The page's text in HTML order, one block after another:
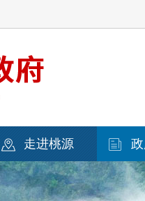
走进桃源